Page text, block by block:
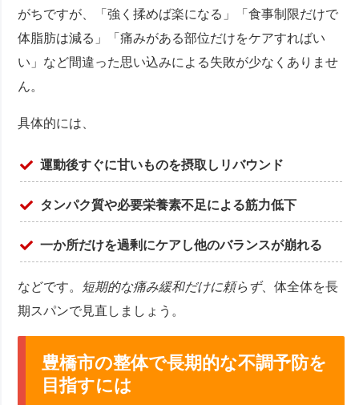
がちですが、「強く揉めば楽になる」「食事制限だけで
体脂肪は減る」「痛みがある部位だけをケアすればい
い」など間違った思い込みによる失敗が少なくありませ
ん。
具体的には、
運動後すぐに甘いものを摂取しリバウンド
タンパク質や必要栄養素不足による筋力低下
一か所だけを過剰にケアし他のバランスが崩れる
などです。 短期的な痛み緩和だけに頼らず、体全体を長
期スパンで見直しましょう。
豊橋市の整体で長期的な不調予防を
目指すには